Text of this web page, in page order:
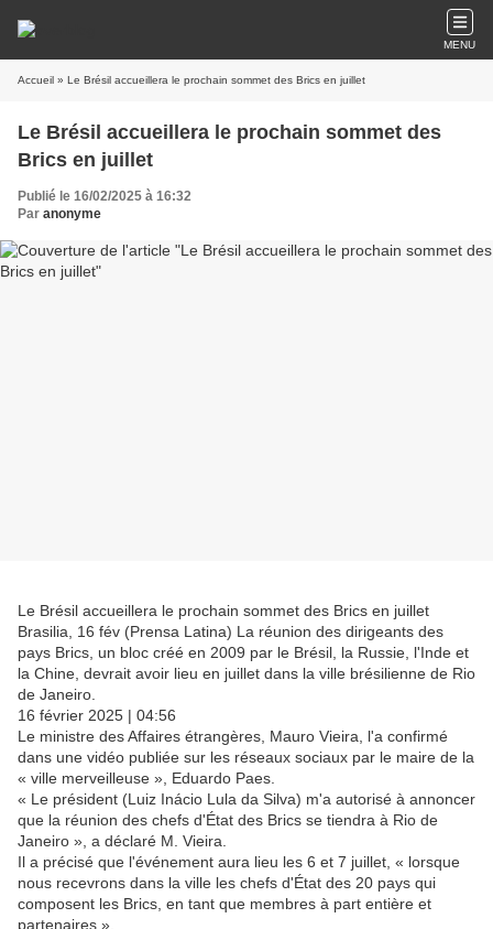
MENU
Accueil » Le Brésil accueillera le prochain sommet des Brics en juillet
Le Brésil accueillera le prochain sommet des
Brics en juillet
Publié le 16/02/2025 à 16:32
Par anonyme
Le Brésil accueillera le prochain sommet des Brics en juillet
Brasilia, 16 fév (Prensa Latina) La réunion des dirigeants des
pays Brics, un bloc créé en 2009 par le Brésil, la Russie, l'Inde et
la Chine, devrait avoir lieu en juillet dans la ville brésilienne de Rio
de Janeiro.
16 février 2025 | 04:56
Le ministre des Affaires étrangères, Mauro Vieira, l'a confirmé
dans une vidéo publiée sur les réseaux sociaux par le maire de la
« ville merveilleuse », Eduardo Paes.
« Le président (Luiz Inácio Lula da Silva) m'a autorisé à annoncer
que la réunion des chefs d'État des Brics se tiendra à Rio de
Janeiro », a déclaré M. Vieira.
Il a précisé que l'événement aura lieu les 6 et 7 juillet, « lorsque
nous recevrons dans la ville les chefs d'État des 20 pays qui
composent les Brics, en tant que membres à part entière et
partenaires ».